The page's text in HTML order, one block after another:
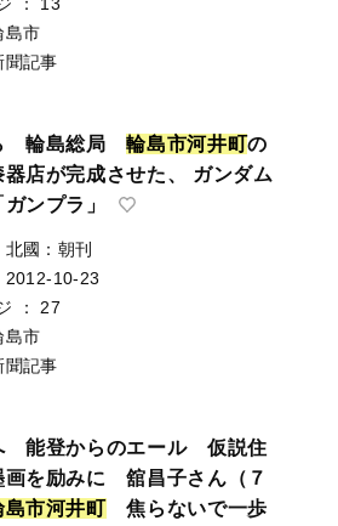
島市
聞記事
輪島総局輪島市河井町の
器店が完成させた、 ガンダム
ンプラ」
北國：朝刊
2012-10-23
：
27
島市
聞記事
能登からのエール 仮説住
画を励みに 舘昌子さん（７
島市河井町焦らないで一歩